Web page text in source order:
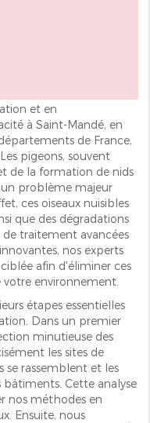
et en
à Saint-Mandé, en
de France,
pigeons, souvent
de la formation de nids
problème majeur
ces oiseaux nuisibles
que des dégradations
de traitement avancées
nos experts
afin d'éliminer ces
votre environnement.
étapes essentielles
Dans un premier
minutieuse des
les sites de
se rassemblent et les
bâtiments. Cette analyse
nos méthodes en
Ensuite, nous